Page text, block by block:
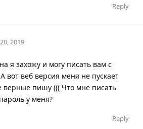
Reply
2019
я захожу и могу писать вам с
вот веб версия меня не пускает
верные пишу ((( Что мне писать
у меня?
Reply